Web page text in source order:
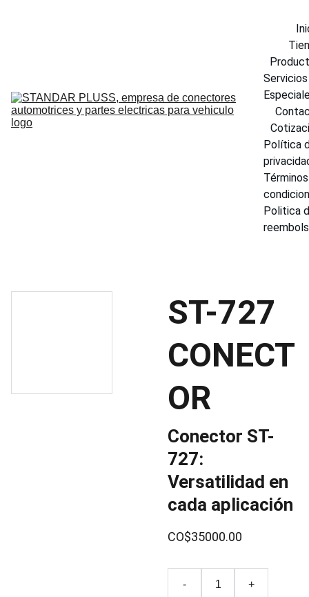
Servicios
Política
Politica
ST-727
CONECT
OR
Conector ST-
727:
Versatilidad en
cada aplicación
CO$35000.00
- +